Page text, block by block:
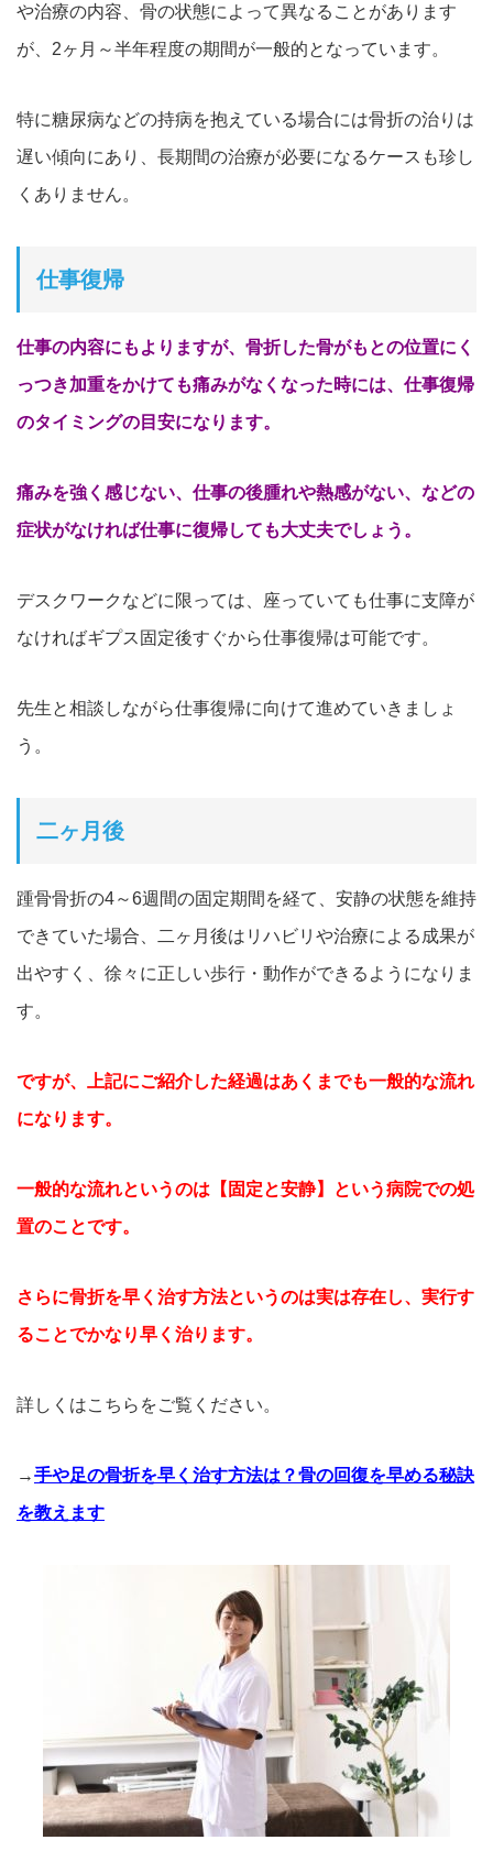
や治療の内容、骨の状態によって異なることがあります
が、2ヶ月～半年程度の期間が一般的となっています。
特に糖尿病などの持病を抱えている場合には骨折の治りは
遅い傾向にあり、長期間の治療が必要になるケースも珍し
くありません。
仕事復帰
仕事の内容にもよりますが、骨折した骨がもとの位置にく
っつき加重をかけても痛みがなくなった時には、仕事復帰
のタイミングの目安になります。
痛みを強く感じない、仕事の後腫れや熱感がない、などの
症状がなければ仕事に復帰しても大丈夫でしょう。
デスクワークなどに限っては、座っていても仕事に支障が
なければギプス固定後すぐから仕事復帰は可能です。
先生と相談しながら仕事復帰に向けて進めていきましょ
う。
二ヶ月後
踵骨骨折の4～6週間の固定期間を経て、安静の状態を維持
できていた場合、二ヶ月後はリハビリや治療による成果が
出やすく、徐々に正しい歩行・動作ができるようになりま
す。
ですが、上記にご紹介した経過はあくまでも一般的な流れ
になります。
一般的な流れというのは【固定と安静】という病院での処
置のことです。
さらに骨折を早く治す方法というのは実は存在し、実行す
ることでかなり早く治ります。
詳しくはこちらをご覧ください。
→手や足の骨折を早く治す方法は？骨の回復を早める秘訣
を教えます